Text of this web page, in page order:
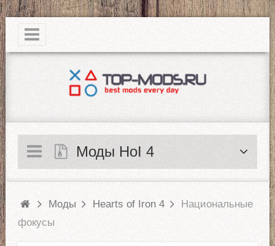
|
Моды HoI 4
Моды Hearts of Iron 4
Национальные
фокусы